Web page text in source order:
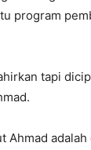
program
tapi
Ahmad